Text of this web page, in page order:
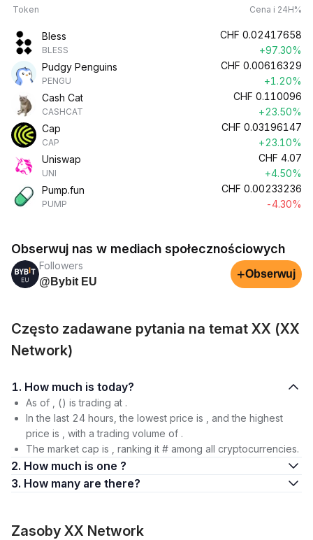
Token Cena i 24H%
Bless
BLESS
CHF 0.02417658
+97.30%
Pudgy Penguins
PENGU
CHF 0.00616329
+1.20%
Cash Cat
CASHCAT
CHF 0.110096
+23.50%
Cap
CAP
CHF 0.03196147
+23.10%
Uniswap
UNI
CHF 4.07
+4.50%
Pump.fun
PUMP
CHF 0.00233236
-4.30%
Obserwuj nas w mediach społecznościowych
Followers
@Bybit EU
+Obserwuj
Często zadawane pytania na temat XX (XX
Network)
1. How much is today?
As of , () is trading at .
In the last 24 hours, the lowest price is , and the highest
price is , with a trading volume of .
The market cap is , ranking it # among all cryptocurrencies.
2. How much is one ?
3. How many are there?
Zasoby XX Network